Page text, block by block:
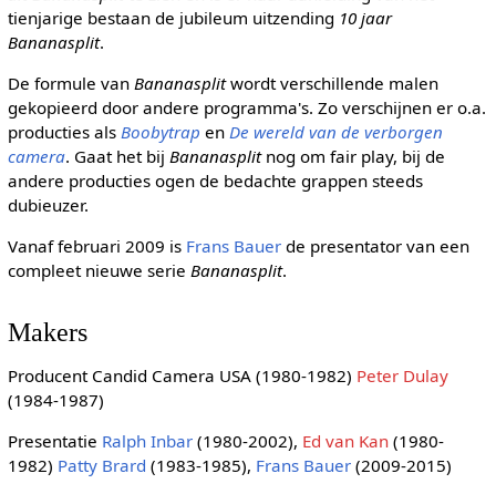
tienjarige bestaan de jubileum uitzending 10 jaar
Bananasplit.
De formule van Bananasplitwordt verschillende malen
gekopieerd door andere programma's. Zo verschijnen er o.a.
producties als Boobytrap en De wereld van de verborgen
camera. Gaat het bij Bananasplitnog om fair play, bij de
andere producties ogen de bedachte grappen steeds
dubieuzer.
Vanaf februari 2009 is Frans Bauerde presentator van een
compleet nieuwe serie Bananasplit.
Makers
Producent Candid Camera USA (1980-1982) Peter Dulay
(1984-1987)
Presentatie Ralph Inbar(1980-2002), Ed van Kan(1980-
1982) Patty Brard (1983-1985), Frans Bauer(2009-2015)